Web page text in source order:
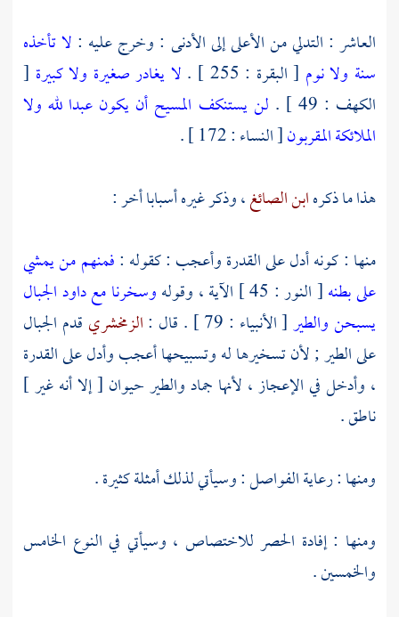
العاشر : التدلي من الأعلى إلى الأدنى : وخرج عليه : لا تأخذه
سنة ولا نوم [ البقرة : 255 ] . لا يغادر صغيرة ولا كبيرة [
الكهف : 49 ] .
لن يستنكف المسيح أن يكون عبدا لله ولا
الملائكة المقربون[ النساء : 172 ] .
هذا ما ذكرهابن الصائغ، وذكر غيره أسبابا أخر :
منها : كونه أدل على القدرة وأعجب : كقوله :فمنهم من يمشي
على بطنه[ النور : 45 ] الآية ، وقوله
وسخرنا مع داود الجبال
يسبحن والطير[ الأنبياء : 79 ] . قال : الزمخشري قدم الجبال
على الطير ; لأن تسخيرها له وتسبيحها أعجب وأدل على القدرة
، وأدخل في الإعجاز ، لأنها جماد والطير حيوان [ إلا أنه غير ]
ناطق .
ومنها : رعاية الفواصل : وسيأتي لذلك أمثلة كثيرة .
ومنها : إفادة الحصر للاختصاص ، وسيأتي في النوع الخامس
والخمسين .